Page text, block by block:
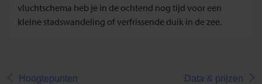
vluchtschema heb je in de ochtend nog tijd voor een
kleine stadswandeling of verfrissende duik in de zee.
Hoogtepunten Data & prijzen